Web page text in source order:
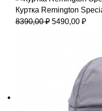
составляла
25690,00 ₽.
Куртка Remington
8390,00₽ 5490,00 ₽